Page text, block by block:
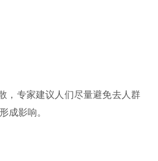
，专家建议人们尽量避免去人群
成影响。